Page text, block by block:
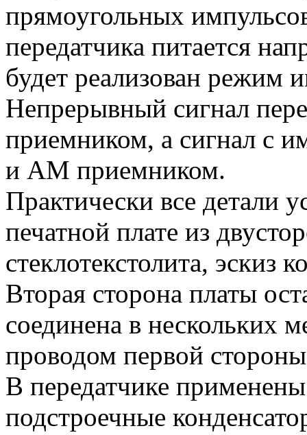
прямоугольных
передатчика питается
будет реализован режим
Непрерывный сигнал
приемником, а сигнал с
и AM приемником.
Практически все детали
печатной плате из
стеклотекстолита, эскиз
Вторая сторона платы
соединена в нескольких
проводом первой
В передатчике
подстроечные